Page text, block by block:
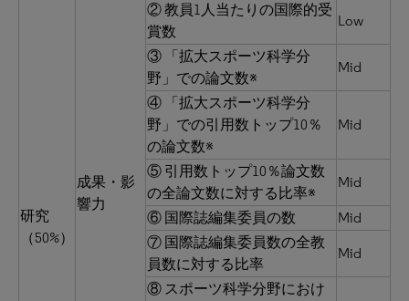
研究
（50%）
成果・影
響力
② 教員1人当たりの国際的受
賞数
Low
③ 「拡大スポーツ科学分
野」での論文数※
Mid
④ 「拡大スポーツ科学分
野」での引用数トップ10％
の論文数※
Mid
⑤ 引用数トップ10％論文数
の全論文数に対する比率※
Mid
⑥ 国際誌編集委員の数
Mid
⑦ 国際誌編集委員数の全教
員数に対する比率
Mid
⑧ スポーツ科学分野におけ